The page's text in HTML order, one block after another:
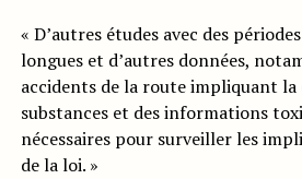
« D’autres études avec des
longues et d’autres données,
accidents de la route impliquant
substances et des informations
nécessaires pour surveiller les
de la loi. »